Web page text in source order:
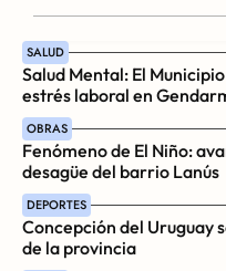
SALUD
Salud Mental: El
estrés laboral en
OBRAS
Fenómeno de El Niño:
desagüe del barrio Lanús
DEPORTES
Concepción del Uruguay
de la provincia